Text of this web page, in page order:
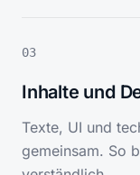
03
Inhalte und
Texte, UI und
gemeinsam. So